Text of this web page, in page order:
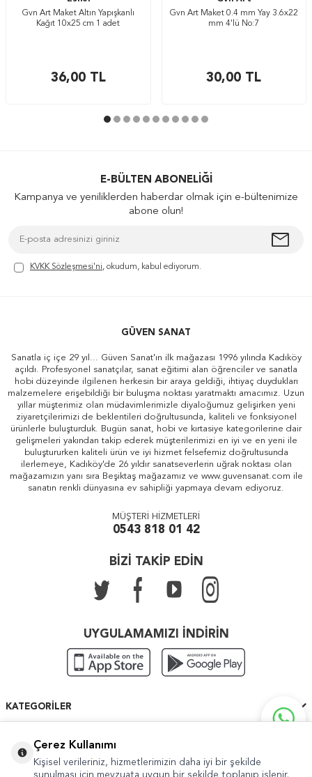
Gvn Art Maket Altın Yapışkanlı
Kağıt 10x25 cm 1 adet
36,00TL
Gvn Art Maket 0.4 mm Yay 3.6x22
mm 4'lü No:7
30,00 TL
E-BÜLTEN ABONELIĞI
Kampanya ve yeniliklerden haberdar olmak için e-bültenimize
abone olun!
KVKK Sözleşmesi'ni, okudum, kabul ediyorum.
GÜVEN SANAT
Sanatla iç içe 29 yıl... Güven Sanat'ın ilk mağazası 1996 yılında Kadıköy
açıldı. Profesyonel sanatçılar, sanat eğitimi alan öğrenciler ve sanatla
hobi düzeyinde ilgilenen herkesin bir araya geldiği, ihtiyaç duydukları
malzemelere erişebildiği bir buluşma noktası yaratmaktı amacımız. Uzun
yıllar müşterimiz olan müdavimlerimizle diyaloğumuz gelişirken yeni
ziyaretçilerimizi de beklentileri doğrultusunda, kaliteli ve fonksiyonel
ürünlerle buluşturduk. Bugün sanat, hobi ve kırtasiye kategorilerine dair
gelişmeleri yakından takip ederek müşterilerimizi en iyi ve en yeni ile
buluştururken kaliteli ürün ve iyi hizmet felsefemiz doğrultusunda
ilerlemeye, Kadıköy'de 26 yıldır sanatseverlerin uğrak noktası olan
mağazamızın yanı sıra Beşiktaş mağazamız ve www.guvensanat.com ile
sanatın renkli dünyasına ev sahipliği yapmaya devam ediyoruz.
MÜŞTERİ HİZMETLERİ
0543 818 01 42
BİZİ TAKİP EDİN
UYGULAMAMIZI İNDİRİN
KATEGORILER
HIZLI ERIŞIM
Çerez Kullanımı
Kişisel verileriniz, hizmetlerimizin daha iyi bir şekilde
sunulması için mevzuata uygun bir şekilde toplanıp işlenir.